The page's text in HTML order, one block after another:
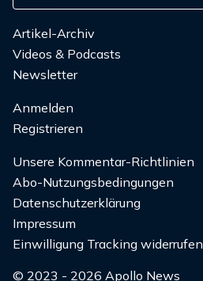
Artikel-Archiv
Videos & Podcasts
Newsletter
Anmelden
Registrieren
Unsere Kommentar-Richtlinien
Abo-Nutzungsbedingungen
Datenschutzerklärung
Impressum
Einwilligung Tracking widerrufen
© 2023 - 2026 Apollo News